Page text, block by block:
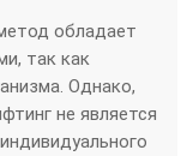
обладает
так как
Однако,
не является